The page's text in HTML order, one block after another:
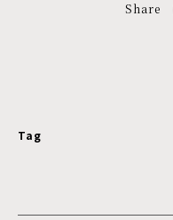
Share
Tag